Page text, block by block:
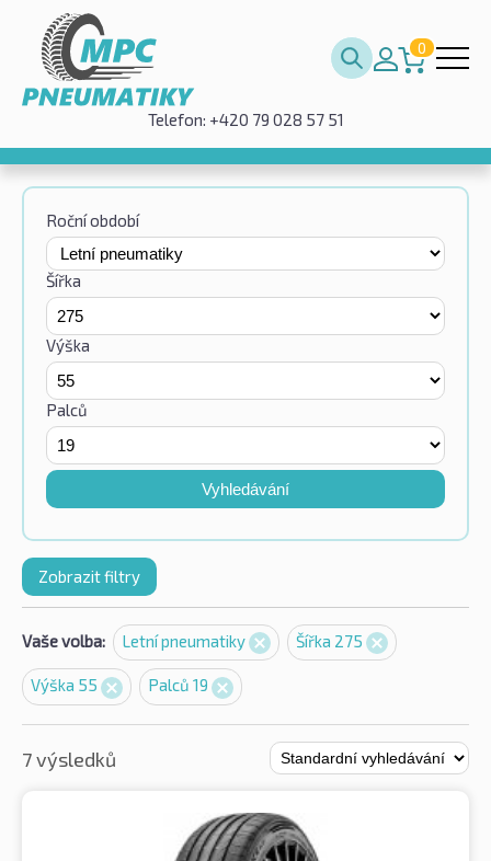
0
Telefon: +420 79 028 57 51
Roční období
Šířka
Výška
Palců
Vyhledávání
Zobrazit filtry
Vaše volba: Letní pneumatiky Šířka 275
Výška 55 Palců 19
7 výsledků